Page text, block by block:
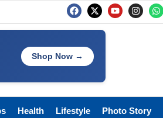
Shop Now →
Health Lifestyle Photo Story